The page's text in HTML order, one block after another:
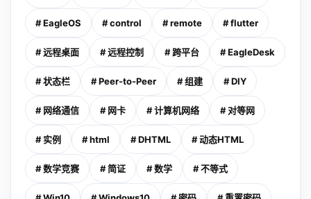
# EagleOS # control # remote # flutter
# 远程桌面 # 远程控制 # 跨平台 # EagleDesk
# 状态栏 # Peer-to-Peer # 组建 # DIY
# 网络通信 # 网卡 # 计算机网络 # 对等网
# 实例 # html # DHTML # 动态HTML
# 数学竞赛 # 简证 # 数学 # 不等式